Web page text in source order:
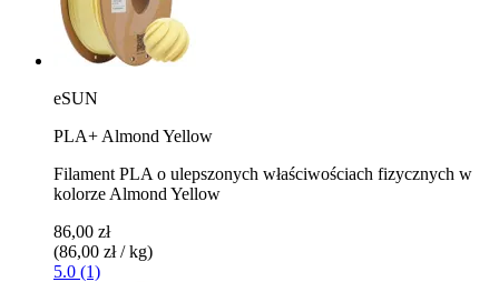
eSUN
PLA+ Almond Yellow
Filament PLA o ulepszonych właściwościach fizycznych w
kolorze Almond Yellow
86,00 zł
(86,00 zł / kg)
5.0 (1)